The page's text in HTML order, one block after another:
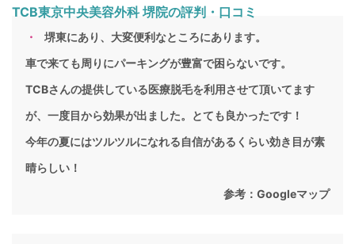
TCB東京中央美容外科 堺院の評判・口コミ
堺東にあり、大変便利なところにあります。
車で来ても周りにパーキングが豊富で困らないです。
TCBさんの提供している医療脱毛を利用させて頂いてます
が、一度目から効果が出ました。とても良かったです！
今年の夏にはツルツルになれる自信があるくらい効き目が素
晴らしい！
参考：Googleマップ